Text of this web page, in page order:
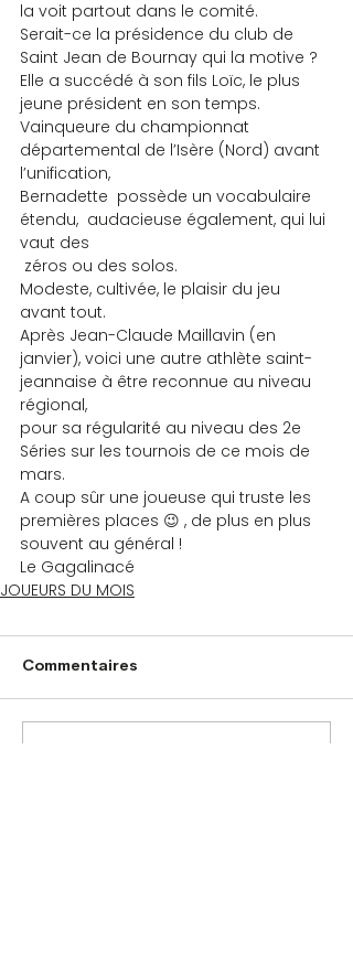
la voit partout dans le comité.
Serait-ce la présidence du club de
Saint Jean de Bournay qui la motive ?
Elle a succédé à son fils Loïc, le plus
jeune président en son temps.
Vainqueure du championnat
départemental de l’Isère (Nord) avant
l’unification,
Bernadette  possède un vocabulaire
étendu,  audacieuse également, qui lui
vaut des
zéros ou des solos.
Modeste, cultivée, le plaisir du jeu
avant tout.
Après Jean-Claude Maillavin (en
janvier), voici une autre athlète saint-
jeannaise à être reconnue au niveau
régional,
pour sa régularité au niveau des 2e
Séries sur les tournois de ce mois de
mars.
A coup sûr une joueuse qui truste les
premières places 😉 , de plus en plus
souvent au général !
Le Gagalinacé
JOUEURS DU MOIS
Commentaires